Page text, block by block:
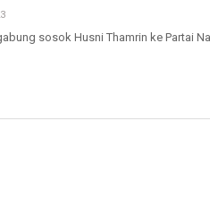
sosok Husni Thamrin ke Partai